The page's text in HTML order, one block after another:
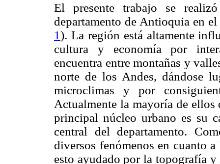
El presente trabajo se
departamento de Antioquia en
1). La región está altamente
cultura y economía por
encuentra entre montañas y
norte de los Andes, dándose
microclimas y por
Actualmente la mayoría de
principal núcleo urbano es su
central del departamento.
diversos fenómenos en cuanto
esto ayudado por la topografía